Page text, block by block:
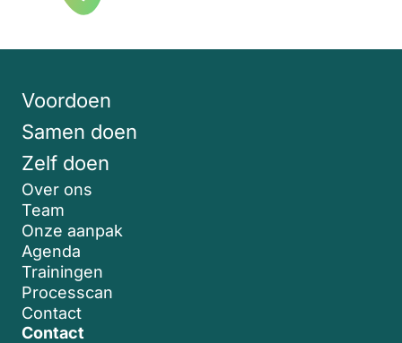
Voordoen
Samen doen
Zelf doen
Over ons
Team
Onze aanpak
Agenda
Trainingen
Processcan
Contact
Contact